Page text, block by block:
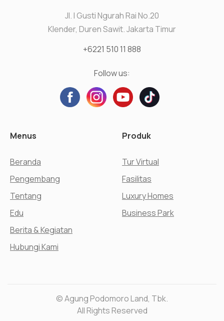
Jl. I Gusti Ngurah Rai No.20
Klender, Duren Sawit. Jakarta Timur
+6221 510 11 888
Follow us:
Menus
Beranda
Pengembang
Tentang
Edu
Berita & Kegiatan
Hubungi Kami
Produk
Tur Virtual
Fasilitas
Luxury Homes
Business Park
© Agung Podomoro Land, Tbk.
All Rights Reserved